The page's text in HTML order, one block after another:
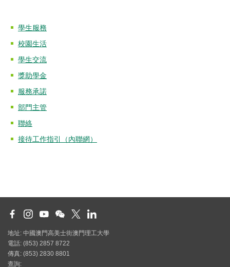
學生服務
校園生活
學生交流
獎助學金
服務承諾
部門主管
聯絡
接待工作指引（內聯網）
地址: 中國澳門高美士街澳門理工大學
電話: (853) 2857 8722
傳真: (853) 2830 8801
查詢: